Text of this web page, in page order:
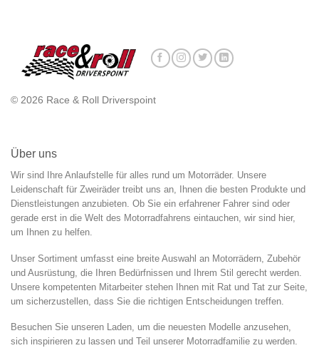
© 2026 Race & Roll Driverspoint
Über uns
Wir sind Ihre Anlaufstelle für alles rund um Motorräder. Unsere
Leidenschaft für Zweiräder treibt uns an, Ihnen die besten Produkte und
Dienstleistungen anzubieten. Ob Sie ein erfahrener Fahrer sind oder
gerade erst in die Welt des Motorradfahrens eintauchen, wir sind hier,
um Ihnen zu helfen.
Unser Sortiment umfasst eine breite Auswahl an Motorrädern, Zubehör
und Ausrüstung, die Ihren Bedürfnissen und Ihrem Stil gerecht werden.
Unsere kompetenten Mitarbeiter stehen Ihnen mit Rat und Tat zur Seite,
um sicherzustellen, dass Sie die richtigen Entscheidungen treffen.
Besuchen Sie unseren Laden, um die neuesten Modelle anzusehen,
sich inspirieren zu lassen und Teil unserer Motorradfamilie zu werden.